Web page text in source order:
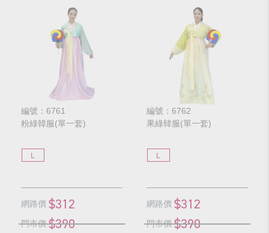
編號：6761
粉綠韓服(單一套)
L
網路價 $312
門市價 $390
編號：6762
果綠韓服(單一套)
L
網路價 $312
門市價 $390